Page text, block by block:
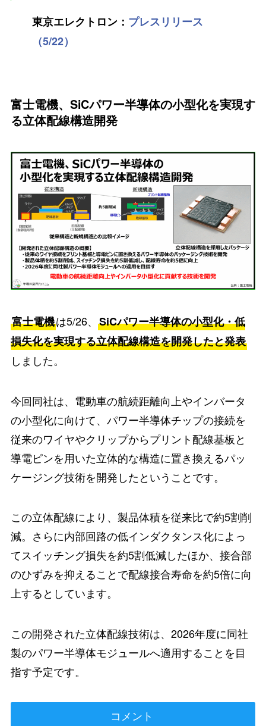
東京エレクトロン： プレスリリース
（5/22）
富士電機、SiCパワー半導体の小型化を実現す
る立体配線構造開発
富士電機は5/26、 SiCパワー半導体の小型化・低
損失化を実現する立体配線構造を開発したと発表
しました。
今回同社は、電動車の航続距離向上やインバータ
の小型化に向けて、パワー半導体チップの接続を
従来のワイヤやクリップからプリント配線基板と
導電ピンを用いた立体的な構造に置き換えるパッ
ケージング技術を開発したということです。
この立体配線により、製品体積を従来比で約5割削
減。さらに内部回路の低インダクタンス化によっ
てスイッチング損失を約5割低減したほか、接合部
のひずみを抑えることで配線接合寿命を約5倍に向
上するとしています。
この開発された立体配線技術は、2026年度に同社
製のパワー半導体モジュールへ適用することを目
指す予定です。
コメント